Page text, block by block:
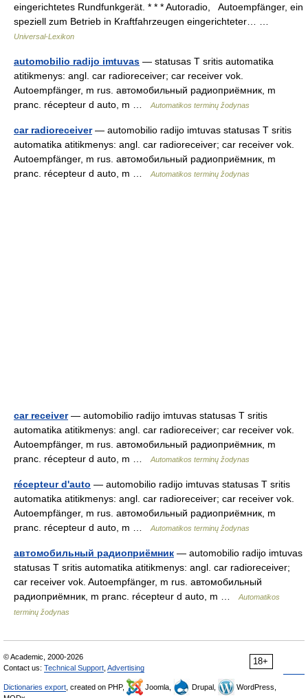
eingerichtetes Rundfunkgerät. * * * Autoradio, Autoempfänger, ein
speziell zum Betrieb in Kraftfahrzeugen eingerichteter… …
Universal-Lexikon
automobilio radijo imtuvas — statusas T sritis automatika
atitikmenys: angl. car radioreceiver; car receiver vok.
Autoempfänger, m rus. автомобильный радиоприёмник, m
pranc. récepteur d auto, m …
Automatikos terminų žodynas
car radioreceiver— automobilio radijo imtuvas statusas T sritis
automatika atitikmenys: angl. car radioreceiver; car receiver vok.
Autoempfänger, m rus. автомобильный радиоприёмник, m
pranc. récepteur d auto, m …
Automatikos terminų žodynas
car receiver— automobilio radijo imtuvas statusas T sritis
automatika atitikmenys: angl. car radioreceiver; car receiver vok.
Autoempfänger, m rus. автомобильный радиоприёмник, m
pranc. récepteur d auto, m …
Automatikos terminų žodynas
récepteur d'auto — automobilio radijo imtuvas statusas T sritis
automatika atitikmenys: angl. car radioreceiver; car receiver vok.
Autoempfänger, m rus. автомобильный радиоприёмник, m
pranc. récepteur d auto, m …
Automatikos terminų žodynas
автомобильный радиоприёмник — automobilio radijo imtuvas
statusas T sritis automatika atitikmenys: angl. car radioreceiver;
car receiver vok. Autoempfänger, m rus. автомобильный
радиоприёмник, m pranc. récepteur d auto, m …
Automatikos
terminų žodynas
18+
© Academic, 2000-2026
Contact us: Technical Support Advertising
Dictionaries export , created on PHP, Joomla, Drupal,
WordPress,